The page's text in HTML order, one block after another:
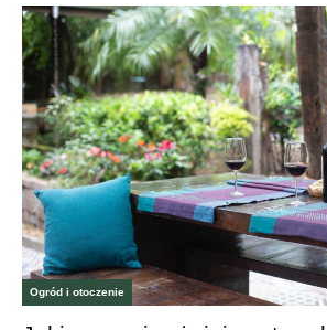
Ogród i otoczenie